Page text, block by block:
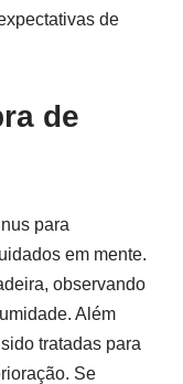
de
de
para
em mente.
observando
Além
tratadas para
Se